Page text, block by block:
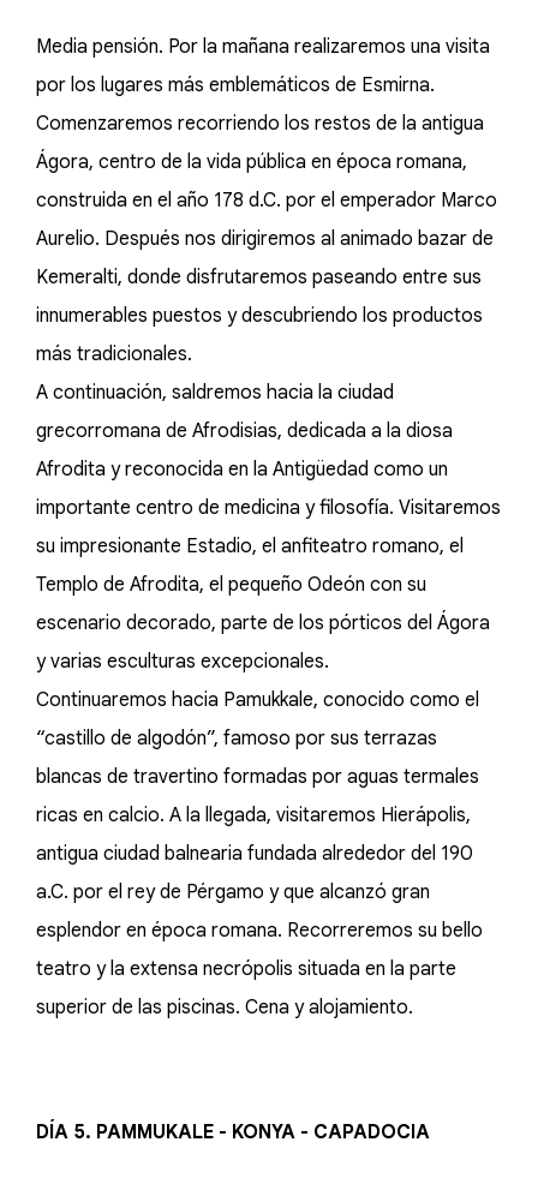
Media pensión. Por la mañana realizaremos una visita
por los lugares más emblemáticos de Esmirna.
Comenzaremos recorriendo los restos de la antigua
Ágora, centro de la vida pública en época romana,
construida en el año 178 d.C. por el emperador Marco
Aurelio. Después nos dirigiremos al animado bazar de
Kemeralti, donde disfrutaremos paseando entre sus
innumerables puestos y descubriendo los productos
más tradicionales.
A continuación, saldremos hacia la ciudad
grecorromana de Afrodisias, dedicada a la diosa
Afrodita y reconocida en la Antigüedad como un
importante centro de medicina y filosofía. Visitaremos
su impresionante Estadio, el anfiteatro romano, el
Templo de Afrodita, el pequeño Odeón con su
escenario decorado, parte de los pórticos del Ágora
y varias esculturas excepcionales.
Continuaremos hacia Pamukkale, conocido como el
“castillo de algodón”, famoso por sus terrazas
blancas de travertino formadas por aguas termales
ricas en calcio. A la llegada, visitaremos Hierápolis,
antigua ciudad balnearia fundada alrededor del 190
a.C. por el rey de Pérgamo y que alcanzó gran
esplendor en época romana. Recorreremos su bello
teatro y la extensa necrópolis situada en la parte
superior de las piscinas. Cena y alojamiento.
DÍA 5. PAMMUKALE - KONYA - CAPADOCIA